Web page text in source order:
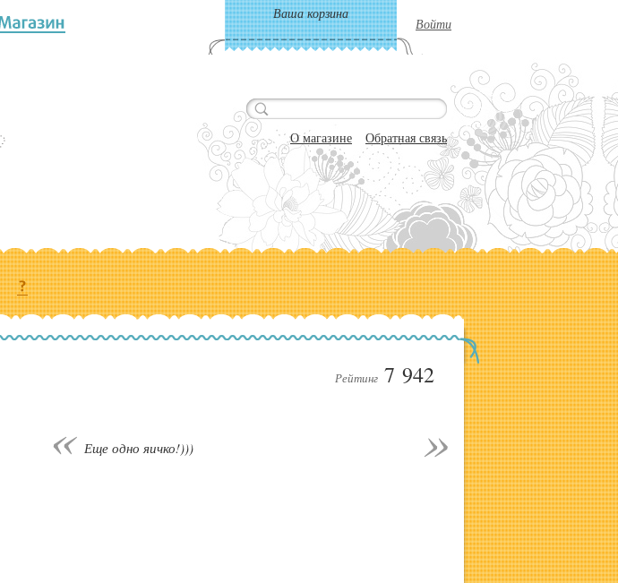
Ваша корзина
Войти
О магазине Обратная связь
Рейтинг 7 942
Еще одно яичко!)))